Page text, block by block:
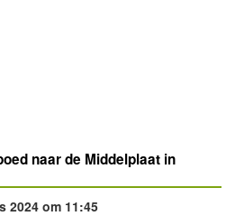
naar de Middelplaat in
2024 om 11:45